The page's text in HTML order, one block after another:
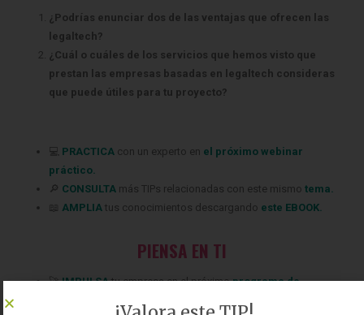
¿Podrías enunciar dos de las ventajas que ofrecen las
legaltech?
¿Cuál o cuáles de los servicios que hemos visto que
prestan las empresas basadas en legaltech consideras
que puede útiles para tu proyecto?
💻 PRACTICA con un experto en el próximo webinar
práctico.
🔎 CONSULTA más TIPs relacionadas con este mismo tema.
AMPLIA tus conocimientos descargando este EBOOK.
PIENSA EN TI
‍🚀IMPULSAtu empresa en el próximo programa de